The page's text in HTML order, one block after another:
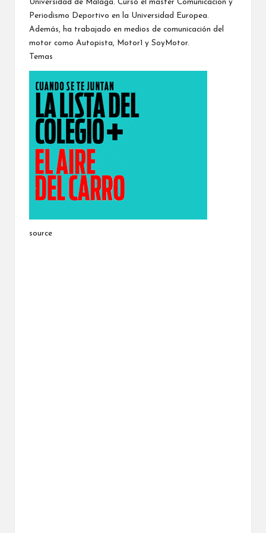
Universidad de Málaga. Cursó el máster Comunicación y
Periodismo Deportivo en la Universidad Europea.
Además, ha trabajado en medios de comunicación del
motor como Autopista, Motor1 y SoyMotor.
Temas
source